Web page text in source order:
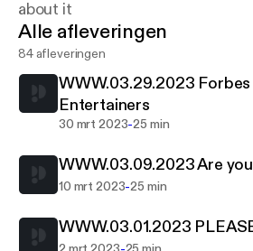
about it
Alle afleveringen
84 afleveringen
WWW.03.29.2023
Entertainers
30 mrt 2023-25 min
WWW.03.09.2023 Are
10 mrt 2023-25 min
WWW.03.01.2023